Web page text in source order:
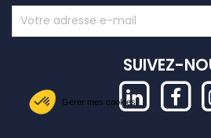
Gérer mes cookies
SUIVEZ-